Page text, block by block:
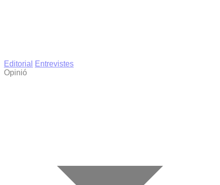
Editorial
Entrevistes
Opinió